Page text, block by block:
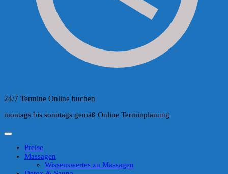
24/7 Termine Online buchen
montags bis sonntags gemäß Online Terminplanung
Preise
Massagen
Wissenswertes zu Massagen